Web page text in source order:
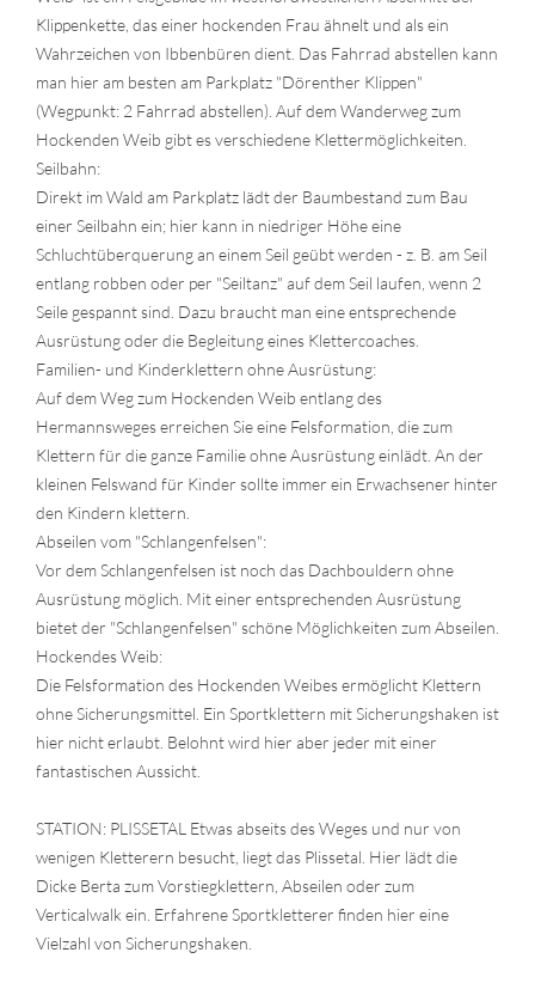
Klippenkette, das einer hockenden Frau ähnelt und als ein
Wahrzeichen von Ibbenbüren dient. Das Fahrrad abstellen kann
man hier am besten am Parkplatz "Dörenther Klippen"
(Wegpunkt: 2 Fahrrad abstellen). Auf dem Wanderweg zum
Hockenden Weib gibt es verschiedene Klettermöglichkeiten.
Seilbahn:
Direkt im Wald am Parkplatz lädt der Baumbestand zum Bau
einer Seilbahn ein; hier kann in niedriger Höhe eine
Schluchtüberquerung an einem Seil geübt werden - z. B. am Seil
entlang robben oder per "Seiltanz" auf dem Seil laufen, wenn 2
Seile gespannt sind. Dazu braucht man eine entsprechende
Ausrüstung oder die Begleitung eines Klettercoaches.
Familien- und Kinderklettern ohne Ausrüstung:
Auf dem Weg zum Hockenden Weib entlang des
Hermannsweges erreichen Sie eine Felsformation, die zum
Klettern für die ganze Familie ohne Ausrüstung einlädt. An der
kleinen Felswand für Kinder sollte immer ein Erwachsener hinter
den Kindern klettern.
Abseilen vom "Schlangenfelsen":
Vor dem Schlangenfelsen ist noch das Dachbouldern ohne
Ausrüstung möglich. Mit einer entsprechenden Ausrüstung
bietet der "Schlangenfelsen" schöne Möglichkeiten zum Abseilen.
Hockendes Weib:
Die Felsformation des Hockenden Weibes ermöglicht Klettern
ohne Sicherungsmittel. Ein Sportklettern mit Sicherungshaken ist
hier nicht erlaubt. Belohnt wird hier aber jeder mit einer
fantastischen Aussicht.
STATION: PLISSETAL Etwas abseits des Weges und nur von
wenigen Kletterern besucht, liegt das Plissetal. Hier lädt die
Dicke Berta zum Vorstiegklettern, Abseilen oder zum
Verticalwalk ein. Erfahrene Sportkletterer finden hier eine
Vielzahl von Sicherungshaken.